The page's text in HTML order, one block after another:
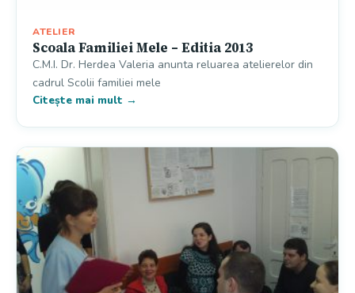
ATELIER
Scoala Familiei Mele – Editia 2013
C.M.I. Dr. Herdea Valeria anunta reluarea atelierelor din
cadrul Scolii familiei mele
Citește mai mult →